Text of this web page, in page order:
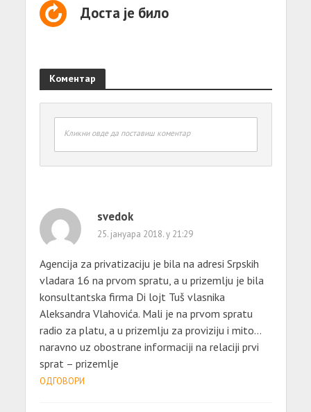
Доста је било
Коментар
Кликни овде да поставиш коментар
svedok
25. јануара 2018. у 21:29
Agencija za privatizaciju je bila na adresi Srpskih
vladara 16 na prvom spratu, a u prizemlju je bila
konsultantska firma Di lojt Tuš vlasnika
Aleksandra Vlahovića. Mali je na prvom spratu
radio za platu, a u prizemlju za proviziju i mito…
naravno uz obostrane informaciji na relaciji prvi
sprat – prizemlje
ОДГОВОРИ